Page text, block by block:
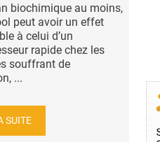
biochimique au moins,
peut avoir un effet
à celui d’un
rapide chez les
souffrant de
...
SUITE